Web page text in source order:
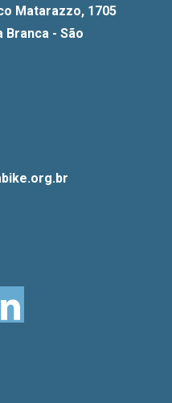
Matarazzo, 1705
Branca - São